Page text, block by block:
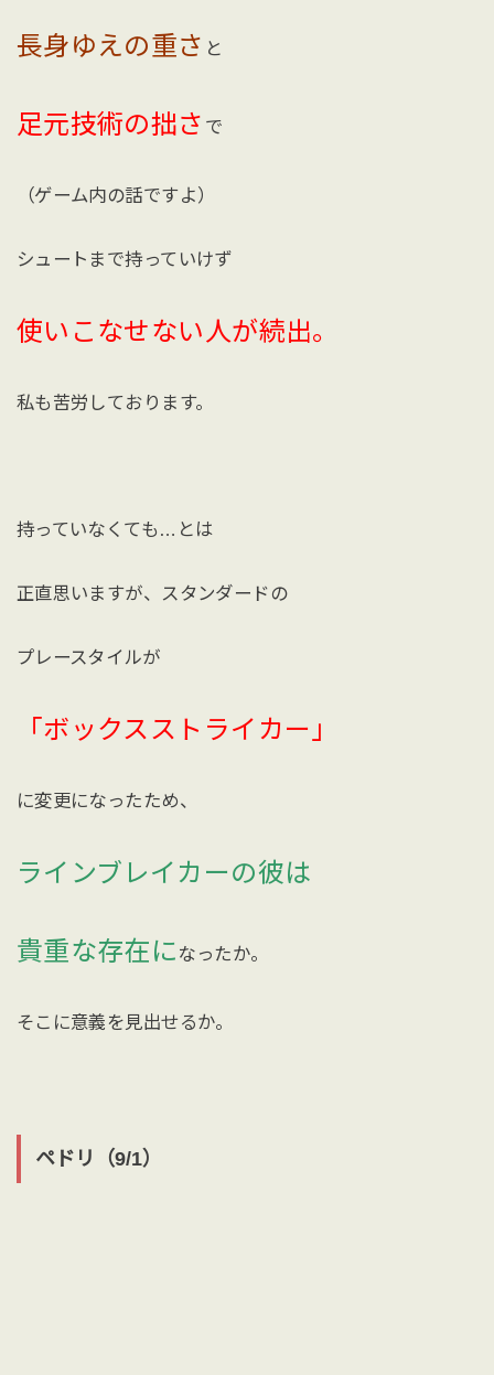
長身ゆえの重さ と
足元技術の拙さ で
（ゲーム内の話ですよ）
シュートまで持っていけず
使いこなせない人が続出。
私も苦労しております。
持っていなくても…とは
正直思いますが、スタンダードの
プレースタイルが
「ボックスストライカー」
に変更になったため、
ラインブレイカーの彼は
貴重な存在に なったか。
そこに意義を見出せるか。
ペドリ（9/1）